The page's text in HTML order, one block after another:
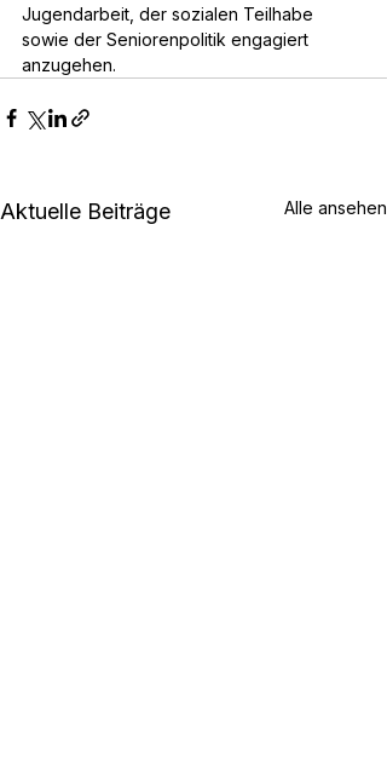
Jugendarbeit, der sozialen Teilhabe
sowie der Seniorenpolitik engagiert
anzugehen.
Aktuelle Beiträge Alle ansehen